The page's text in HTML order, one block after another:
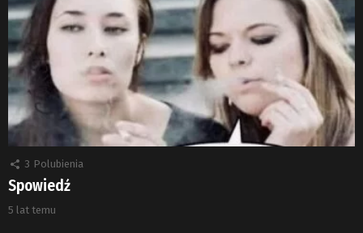
3 Polubienia
Spowiedź
5 lat temu